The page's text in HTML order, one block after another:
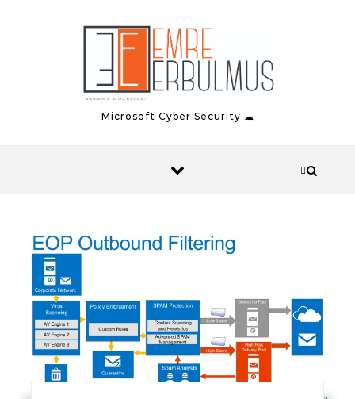
Microsoft Cyber Security ☁